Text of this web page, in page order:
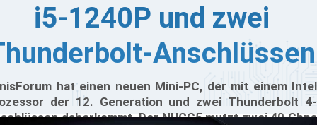
i5-1240P und zwei
Anschlüssen
hat einen neuen Mini-PC, der mit einem Intel
der 12. Generation und zwei Thunderbolt 4-
daherkommt. Der NUCG5 mutzt zwei 40 Gbps